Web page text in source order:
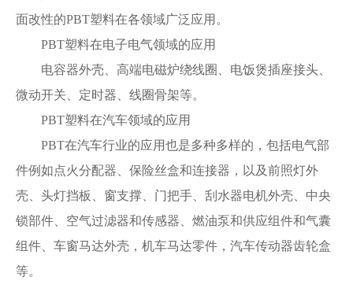
面改性的PBT塑料在各领域广泛应用。
PBT塑料在电子电气领域的应用
电容器外壳、高端电磁炉绕线圈、电饭煲插座接头、
微动开关、定时器、线圈骨架等。
PBT塑料在汽车领域的应用
PBT在汽车行业的应用也是多种多样的，包括电气部
件例如点火分配器、保险丝盒和连接器，以及前照灯外
壳、头灯挡板、窗支撑、门把手、刮水器电机外壳、中央
锁部件、空气过滤器和传感器、燃油泵和供应组件和气囊
组件、车窗马达外壳，机车马达零件，汽车传动器齿轮盒
等。